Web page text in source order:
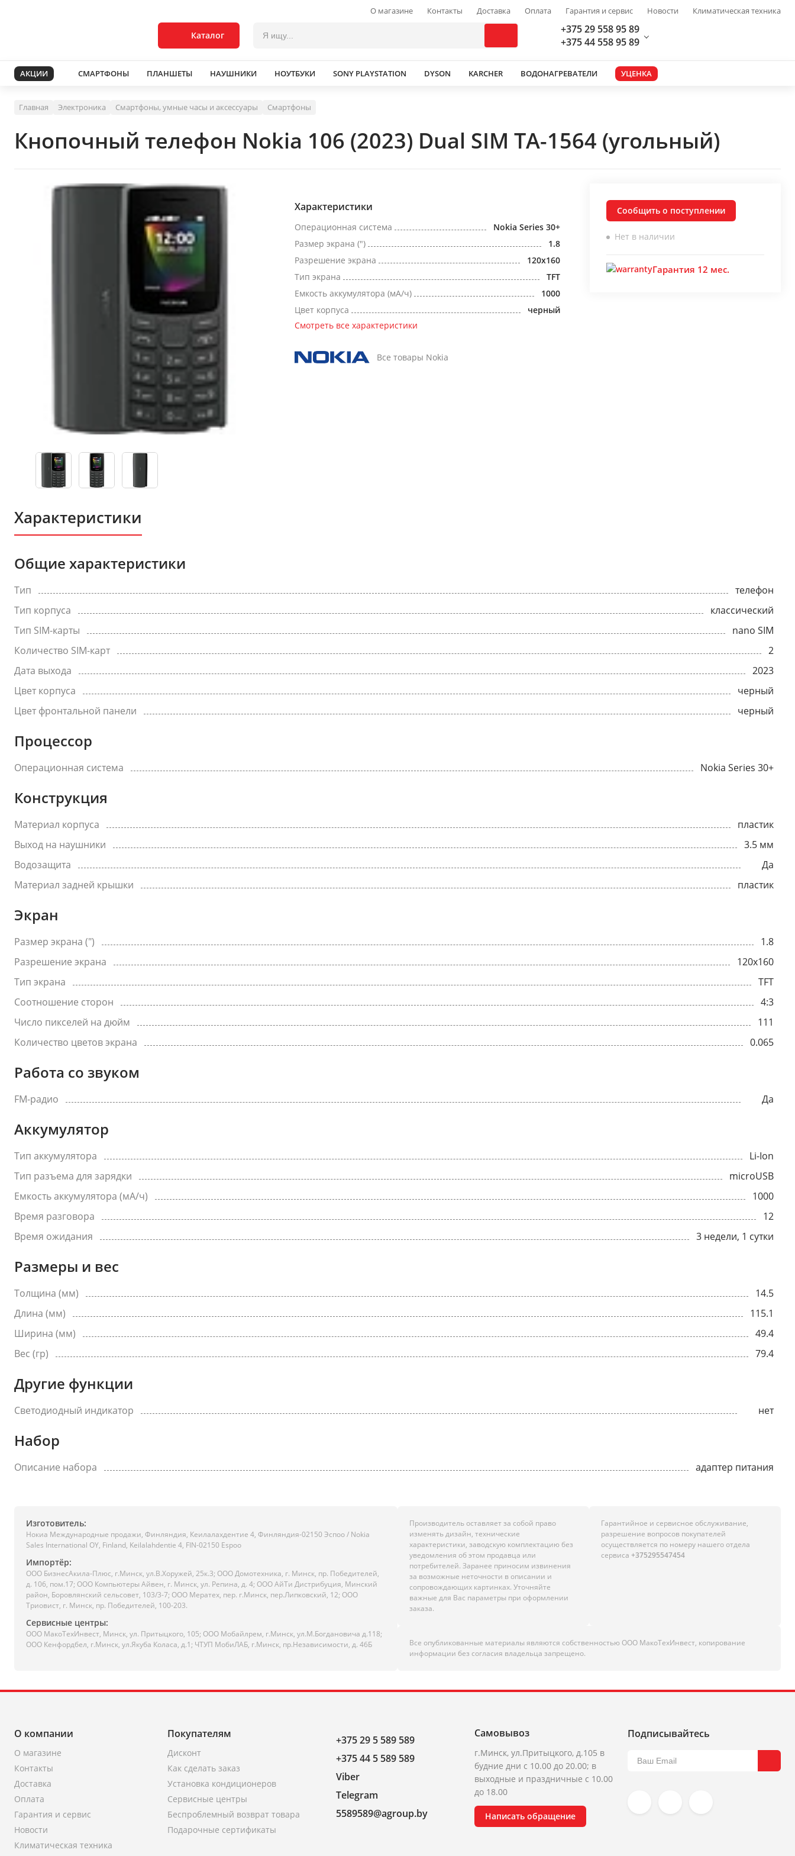
О магазине Контакты Доставка Оплата Гарантия и сервис Новости Климатическая техника
Каталог
+375 29 558 95 89
+375 44 558 95 89
АКЦИИ СМАРТФОНЫ ПЛАНШЕТЫ НАУШНИКИ НОУТБУКИ SONY PLAYSTATION DYSON KARCHER ВОДОНАГРЕВАТЕЛИ УЦЕНКА
Главная Электроника Смартфоны, умные часы и аксессуары Смартфоны
Кнопочный телефон Nokia 106 (2023) Dual SIM TA-1564 (угольный)
Характеристики
Операционная система
Nokia Series 30+
Размер экрана (")
1.8
Разрешение экрана
120x160
Тип экрана
TFT
Емкость аккумулятора (мА/ч)
1000
Цвет корпуса
черный
Смотреть все характеристики
Все товары Nokia
Сообщить о поступлении
Нет в наличии
Гарантия 12 мес.
Характеристики
Общие характеристики
Тип
телефон
Тип корпуса
классический
Тип SIM-карты
nano SIM
Количество SIM-карт
2
Дата выхода
2023
Цвет корпуса
черный
Цвет фронтальной панели
черный
Процессор
Операционная система Nokia Series 30+
Конструкция
Материал корпуса
пластик
Выход на наушники
3.5 мм
Водозащита
Да
Материал задней крышки
пластик
Экран
Размер экрана (")
1.8
Разрешение экрана
120x160
Тип экрана
TFT
Соотношение сторон
4:3
Число пикселей на дюйм
111
Количество цветов экрана
0.065
Работа со звуком
FM-радио Да
Аккумулятор
Тип аккумулятора
Li-Ion
Тип разъема для зарядки
microUSB
Емкость аккумулятора (мА/ч)
1000
Время разговора
12
Время ожидания
3 недели, 1 сутки
Размеры и вес
Толщина (мм)
14.5
Длина (мм)
115.1
Ширина (мм)
49.4
Вес (гр)
79.4
Другие функции
Светодиодный индикатор нет
Набор
Описание набора адаптер питания
Изготовитель:
Нокиа Международные продажи, Финляндия, Кеилалахдентие 4, Финляндия-02150 Эспоо / Nokia
Sales International OY, Finland, Keilalahdentie 4, FIN-02150 Espoo
Импортёр:
ООО БизнесАкила-Плюc, г.Минск, ул.В.Хоружей, 25к.3; ООО Домотехника, г. Минск, пр. Победителей,
д. 106, пом.17; ООО Компьютеры Айвен, г. Минск, ул. Репина, д. 4; ООО АйТи Дистрибуция, Минский
район, Боровлянский сельсовет, 103/3-7; ООО Мератех, пер. г.Минск, пер.Липковский, 12; ООО
Триовист, г. Минск, пр. Победителей, 100-203.
Сервисные центры:
ООО МакоТехИнвест, Минск, ул. Притыцкого, 105; ООО Мобайлрем, г.Минск, ул.М.Богдановича д.118;
ООО Кенфордбел, г.Минск, ул.Якуба Коласа, д.1; ЧТУП МобиЛАБ, г.Минск, пр.Независимости, д. 46Б
Производитель оставляет за собой право
изменять дизайн, технические
характеристики, заводскую комплектацию без
уведомления об этом продавца или
потребителей. Заранее приносим извинения
за возможные неточности в описании и
сопровождающих картинках. Уточняйте
важные для Вас параметры при оформлении
заказа.
Гарантийное и сервисное обслуживание,
разрешение вопросов покупателей
осуществляется по номеру нашего отдела
сервиса +375295547454
Все опубликованные материалы являются собственностью ООО МакоТехИнвест, копирование
информации без согласия владельца запрещено.
О компании
О магазине
Контакты
Доставка
Оплата
Гарантия и сервис
Новости
Климатическая техника
Покупателям
Дисконт
Как сделать заказ
Установка кондиционеров
Сервисные центры
Беспроблемный возврат товара
Подарочные сертификаты
+375 29 5 589 589
+375 44 5 589 589
Viber
Telegram
5589589@agroup.by
Самовывоз
г.Минск, ул.Притыцкого, д.105 в
будние дни с 10.00 до 20.00; в
выходные и праздничные с 10.00
до 18.00
Написать обращение
Подписывайтесь